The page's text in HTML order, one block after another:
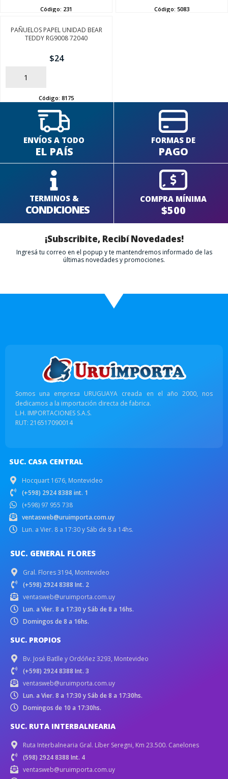
Código: 231 Código: 5083
PAÑUELOS PAPEL UNIDAD BEAR
TEDDY RG9008 72040
$24
AÑADIR
Código: 8175
ENVÍOS A TODO
EL PAÍS
FORMAS DE
PAGO
TERMINOS &
CONDICIONES
COMPRA MÍNIMA
$500
¡Subscribite, Recibí Novedades!
Ingresá tu correo en el popup y te mantendremos informado de las
últimas novedades y promociones.
Somos una empresa URUGUAYA creada en el año 2000, nos
dedicamos a la importación directa de fabrica.
L.H. IMPORTACIONES S.A.S.
RUT: 216517090014
SUC. CASA CENTRAL
Hocquart 1676, Montevideo
(+598) 2924 8388 int. 1
(+598) 97 955 738
ventasweb@uruimporta.com.uy
Lun. a Vier. 8 a 17:30 y Sáb de 8 a 14hs.
SUC. GENERAL FLORES
Gral. Flores 3194, Montevideo
(+598) 2924 8388 Int. 2
ventasweb@uruimporta.com.uy
Lun. a Vier. 8 a 17:30 y Sáb de 8 a 16hs.
Domingos de 8 a 16hs.
SUC. PROPIOS
Bv. José Batlle y Ordóñez 3293, Montevideo
(+598) 2924 8388 Int. 3
ventasweb@uruimporta.com.uy
Lun. a Vier. 8 a 17:30 y Sáb de 8 a 17:30hs.
Domingos de 10 a 17:30hs.
SUC. RUTA INTERBALNEARIA
Ruta Interbalnearia Gral. Líber Seregni, Km 23.500. Canelones
(598) 2924 8388 Int. 4
ventasweb@uruimporta.com.uy